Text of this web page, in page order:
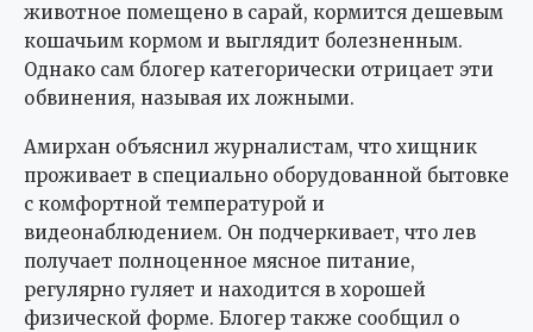
животное помещено в сарай, кормится дешевым
кошачьим кормом и выглядит болезненным.
Однако сам блогер категорически отрицает эти
обвинения, называя их ложными.
Амирхан объяснил журналистам, что хищник
проживает в специально оборудованной бытовке
с комфортной температурой и
видеонаблюдением. Он подчеркивает, что лев
получает полноценное мясное питание,
регулярно гуляет и находится в хорошей
физической форме. Блогер также сообщил о